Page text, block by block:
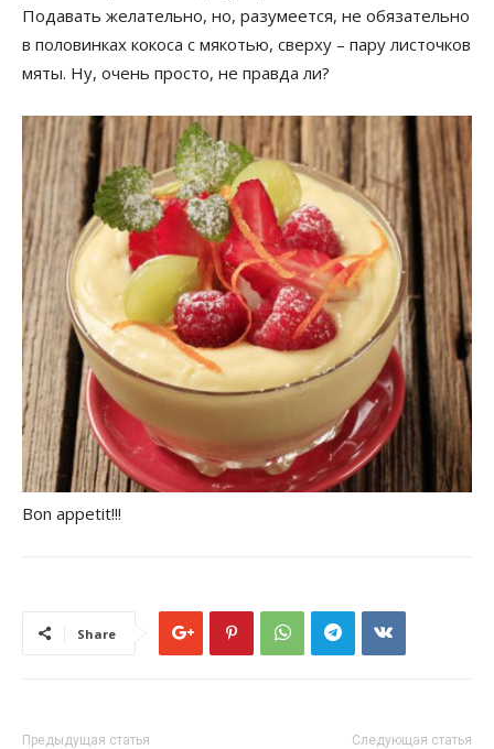
Подавать желательно, но, разумеется, не обязательно
в половинках кокоса с мякотью, сверху – пару листочков
мяты. Ну, очень просто, не правда ли?
Bon appetit!!!
Share
Предыдущая статья Следующая статья